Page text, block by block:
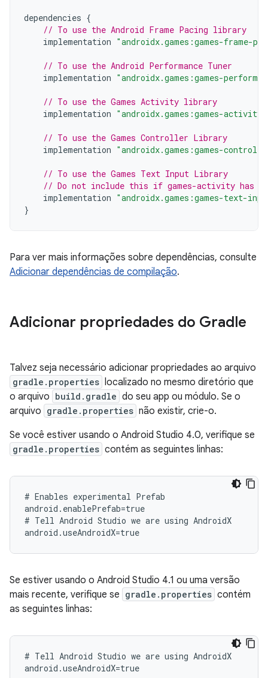
dependencies {
// To use the Android Frame Pacing library
implementation "androidx.games:games-frame-
// To use the Android Performance Tuner
implementation "androidx.games:games-
// To use the Games Activity library
implementation "androidx.games:games-
// To use the Games Controller Library
implementation "androidx.games:games-
// To use the Games Text Input Library
// Do not include this if games-activity has
implementation "androidx.games:games-text-
}
Para ver mais informações sobre dependências, consulte
Adicionar dependências de compilação.
Adicionar propriedades do Gradle
Talvez seja necessário adicionar propriedades ao arquivo
gradle.properties localizado no mesmo diretório que
o arquivo build.gradle do seu app ou módulo. Se o
arquivo gradle.properties não existir, crie-o.
Se você estiver usando o Android Studio 4.0, verifique se
gradle.properties contém as seguintes linhas:
# Enables experimental Prefab
android.enablePrefab=true
# Tell Android Studio we are using AndroidX
Se estiver usando o Android Studio 4.1 ou uma versão
mais recente, verifique se gradle.properties contém
as seguintes linhas:
# Tell Android Studio we are using AndroidX